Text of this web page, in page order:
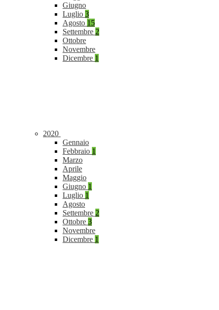
Giugno
Luglio 3
Agosto 15
Settembre 2
Ottobre
Novembre
Dicembre 1
2020
Gennaio
Febbraio 1
Marzo
Aprile
Maggio
Giugno 1
Luglio 1
Agosto
Settembre 2
Ottobre 3
Novembre
Dicembre 1